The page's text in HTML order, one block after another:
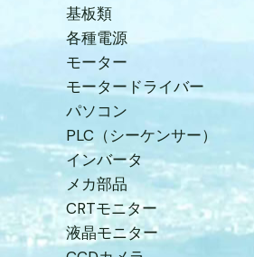
基板類
各種電源
モーター
モータードライバー
パソコン
PLC（シーケンサー）
インバータ
メカ部品
CRTモニター
液晶モニター